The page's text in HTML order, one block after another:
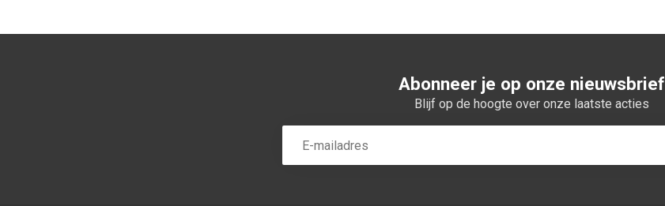
Abonneer je op onze nieuwsbrief
Blijf op de hoogte over onze laatste acties